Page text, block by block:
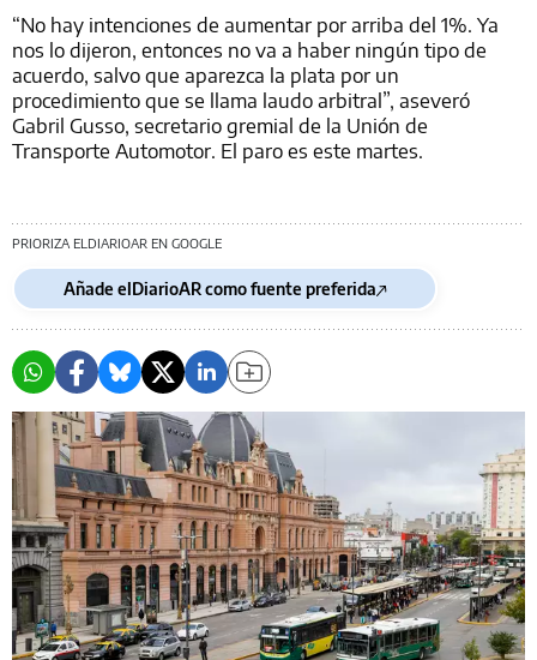
“No hay intenciones de aumentar por arriba del 1%. Ya
nos lo dijeron, entonces no va a haber ningún tipo de
acuerdo, salvo que aparezca la plata por un
procedimiento que se llama laudo arbitral”, aseveró
Gabril Gusso, secretario gremial de la Unión de
Transporte Automotor. El paro es este martes.
PRIORIZA ELDIARIOAR EN GOOGLE
Añade elDiarioAR como fuente preferida